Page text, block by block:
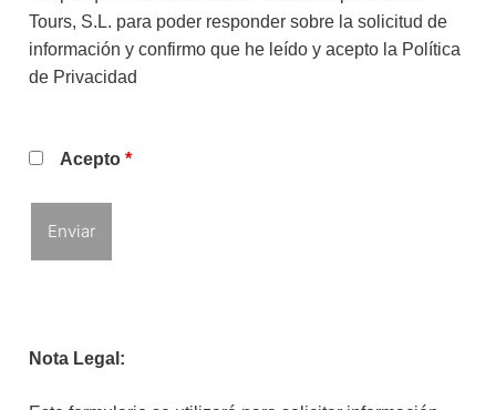
Tours, S.L. para poder responder sobre la solicitud de
información y confirmo que he leído y acepto la Política
de Privacidad
Acepto *
Nota Legal: